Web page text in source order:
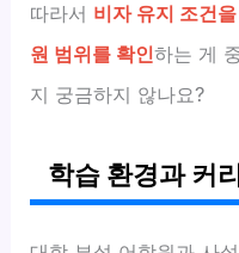
따라서 비자 유지 조건
원 범위를 확인하는 게
지 궁금하지 않나요?
학습 환경과 커